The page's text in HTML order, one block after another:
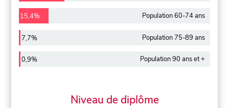
15,4% Population 60-74 ans
7,7% Population 75-89 ans
0,9% Population 90 ans et +
Niveau de diplôme